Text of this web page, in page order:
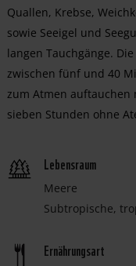
Quallen, Krebse,
sowie Seeigel und
langen Tauchgänge.
zwischen fünf und 40
zum Atmen auftauchen
sieben Stunden ohne
Lebensraum
Meere
Subtropische,
Ernährungsart